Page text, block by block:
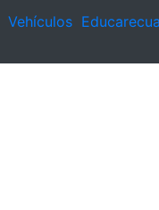
Vehículos